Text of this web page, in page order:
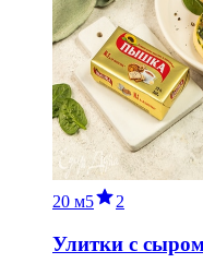
20 м5 2
Улитки с